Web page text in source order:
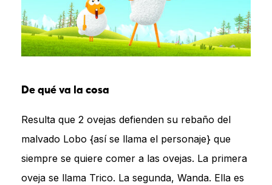
De qué va la cosa
Resulta que 2 ovejas defienden su rebaño del
malvado Lobo {así se llama el personaje} que
siempre se quiere comer a las ovejas. La primera
oveja se llama Trico. La segunda, Wanda. Ella es